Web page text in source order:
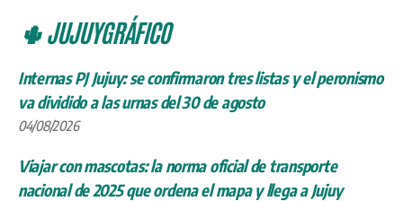
🌵 JUJUYGRÁFICO
Internas PJ Jujuy: se confirmaron tres listas y el peronismo
va dividido a las urnas del 30 de agosto
04/08/2026
Viajar con mascotas: la norma oficial de transporte
nacional de 2025 que ordena el mapa y llega a Jujuy